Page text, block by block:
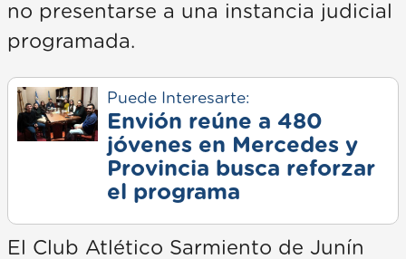
no presentarse a una instancia judicial
programada.
Puede Interesarte:
Envión reúne a 480
jóvenes en Mercedes y
Provincia busca reforzar
el programa
El Club Atlético Sarmiento de Junín